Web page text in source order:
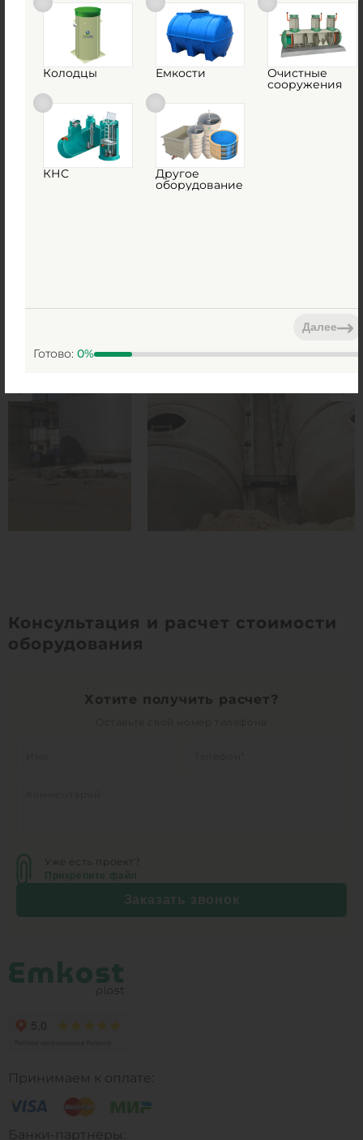
Консультация и расчет стоимости
оборудования
Хотите получить расчет?
Уже есть проект?
Прикрепите файл
Заказать звонок
Принимаем к оплате:
Банки-партнеры:
Колодцы Емкости Очистные
сооружения
КНС Другое
оборудование
Готово: 0%
Далее